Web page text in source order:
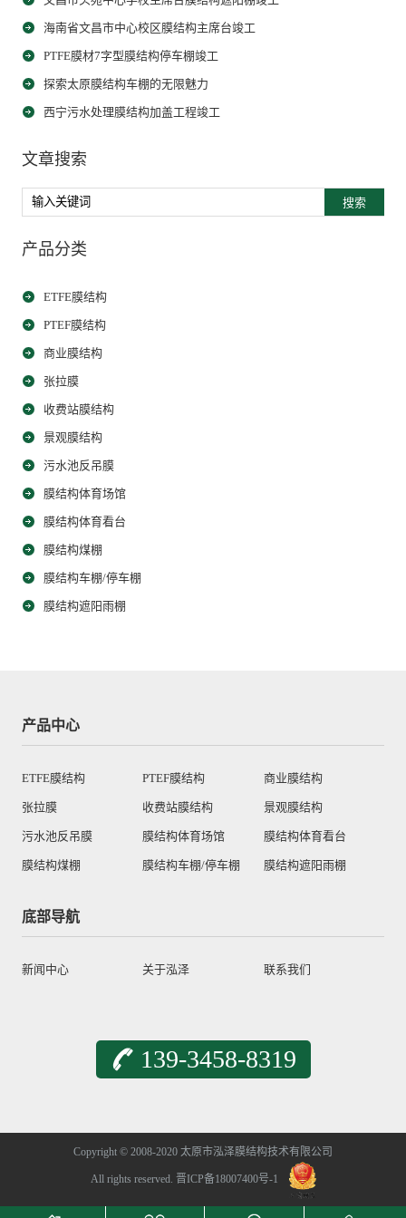
海南省文昌市中心校区膜结构主席台竣工
PTFE膜材7字型膜结构停车棚竣工
探索太原膜结构车棚的无限魅力
西宁污水处理膜结构加盖工程竣工
文章搜索
搜索
产品分类
ETFE膜结构
PTEF膜结构
商业膜结构
张拉膜
收费站膜结构
景观膜结构
污水池反吊膜
膜结构体育场馆
膜结构体育看台
膜结构煤棚
膜结构车棚/停车棚
膜结构遮阳雨棚
产品中心
ETFE膜结构 PTEF膜结构 商业膜结构
张拉膜 收费站膜结构 景观膜结构
污水池反吊膜 膜结构体育场馆 膜结构体育看台
膜结构煤棚 膜结构车棚/停车棚 膜结构遮阳雨棚
底部导航
新闻中心 关于泓泽 联系我们
139-3458-8319
Copyright © 2008-2020 太原市泓泽膜结构技术有限公司
All rights reserved. 晋ICP备18007400号-1